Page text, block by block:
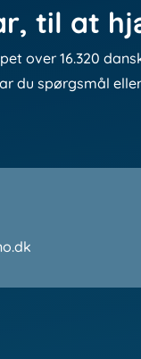
til at
over 16.320
du spørgsmål